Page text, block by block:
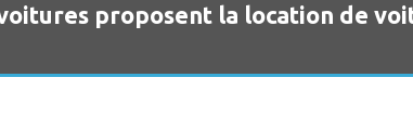
proposent la location de